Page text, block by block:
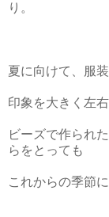
り。
夏に向けて、服
印象を大きく左
ビーズで作られ
らをとっても
これからの季節